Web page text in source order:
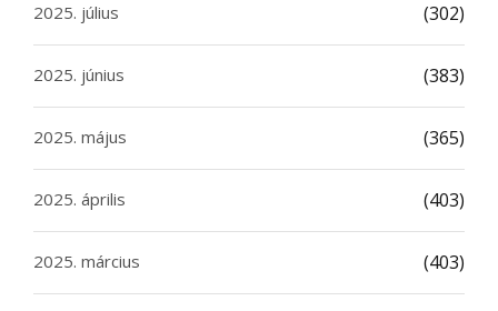
2025. július (302)
2025. június (383)
2025. május (365)
2025. április (403)
2025. március (403)